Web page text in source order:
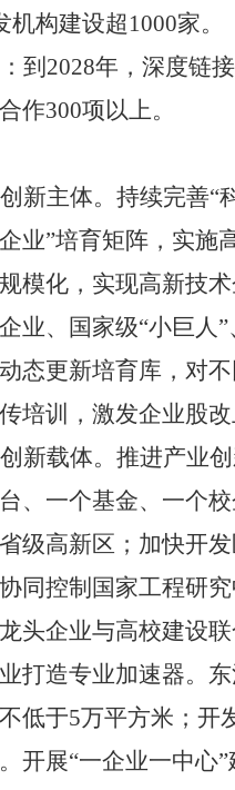
机构建设超1000家。
到 2028年，深度链
作300项以上。
新主体。持续完善“
业”培育矩阵，实施
模化，实现高新技
业、国家级“小巨人”
态更新培育库，对
培训，激发企业股
新载体。推进产业
、一个基金、一个
级高新区；加快开
同控制国家工程研
头企业与高校建设
打造专业加速器。
低于5万平方米；开
开展“一企业一中心”